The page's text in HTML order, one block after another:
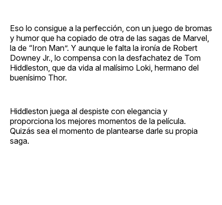
Eso lo consigue a la perfección, con un juego de bromas
y humor que ha copiado de otra de las sagas de Marvel,
la de “Iron Man”. Y aunque le falta la ironía de Robert
Downey Jr., lo compensa con la desfachatez de Tom
Hiddleston, que da vida al malísimo Loki, hermano del
buenísimo Thor.
Hiddleston juega al despiste con elegancia y
proporciona los mejores momentos de la película.
Quizás sea el momento de plantearse darle su propia
saga.